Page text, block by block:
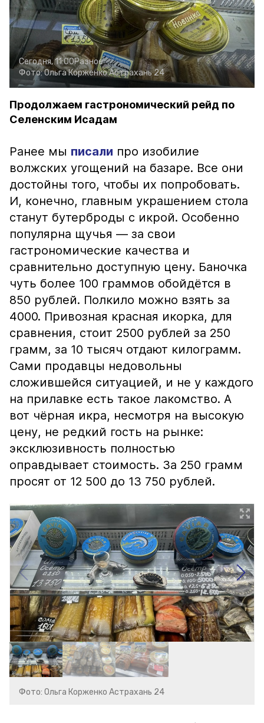
Сегодня, 11:00Разное
Фото:Ольга КорженкоАстрахань 24
Продолжаем гастрономический рейд по
Селенским Исадам
Ранее мы писали про изобилие
волжских угощений на базаре. Все они
достойны того, чтобы их попробовать.
И, конечно, главным украшением стола
станут бутерброды с икрой. Особенно
популярна щучья — за свои
гастрономические качества и
сравнительно доступную цену. Баночка
чуть более 100 граммов обойдётся в
850 рублей. Полкило можно взять за
4000. Привозная красная икорка, для
сравнения, стоит 2500 рублей за 250
грамм, за 10 тысяч отдают килограмм.
Сами продавцы недовольны
сложившейся ситуацией, и не у каждого
на прилавке есть такое лакомство. А
вот чёрная икра, несмотря на высокую
цену, не редкий гость на рынке:
эксклюзивность полностью
оправдывает стоимость. За 250 грамм
просят от 12 500 до 13 750 рублей.
Фото: Ольга Корженко Астрахань 24